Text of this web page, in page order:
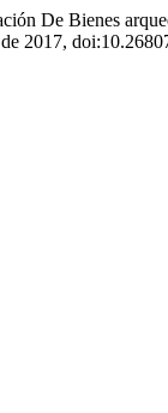
De Bienes
2017,